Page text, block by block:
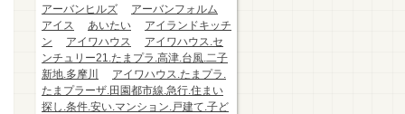
アーバンヒルズ
アーバンフォルム
アイス
あいたい
アイランドキッチ
ン
アイワハウス
アイワハウス.セ
ンチュリー21.たまプラ.高津.台風.二子
新地.多摩川
アイワハウス.たまプラ.
たまプラーザ.田園都市線.急行.住まい
探し.条件.安い.マンション.戸建て.子ど